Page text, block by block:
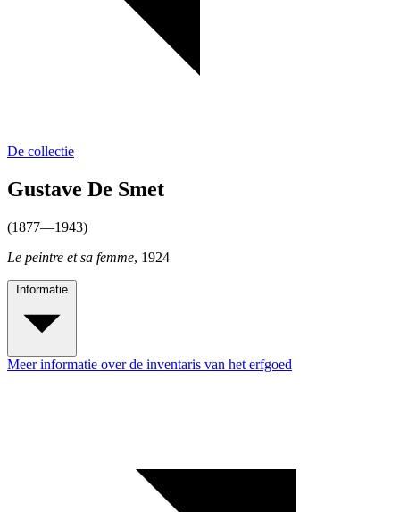
De collectie
Gustave De Smet
(1877—1943)
Le peintre et sa femme, 1924
Informatie
Meer informatie over de inventaris van het erfgoed